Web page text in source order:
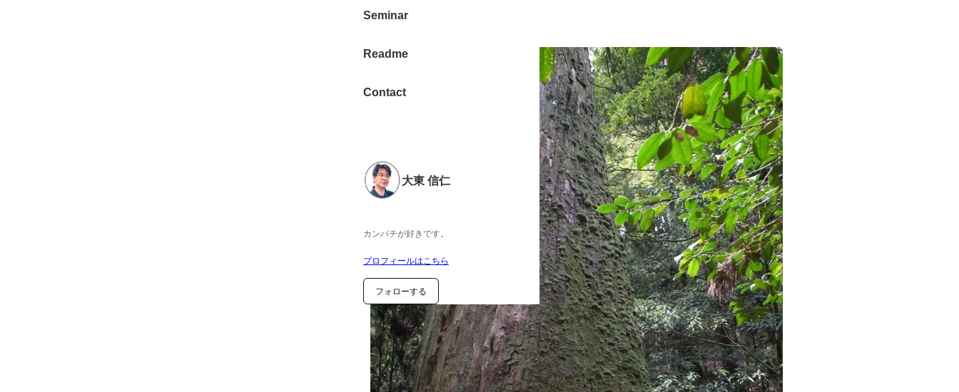
Seminar
Readme
Contact
大東 信仁
カンパチが好きです。
プロフィールはこちら
フォローする